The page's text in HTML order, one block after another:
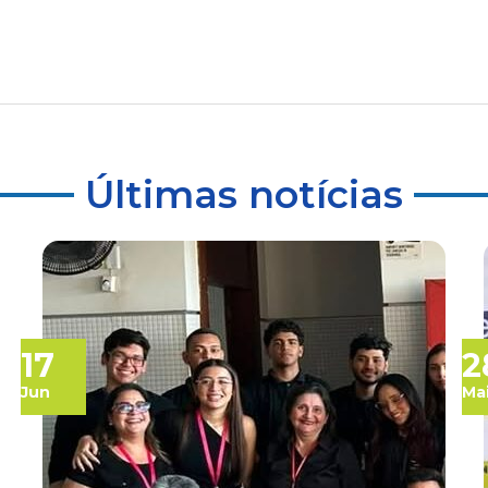
Últimas notícias
17
Jun